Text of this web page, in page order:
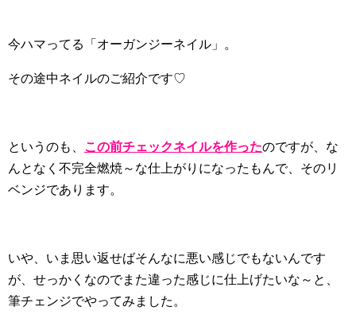
今ハマってる「オーガンジーネイル」。
その途中ネイルのご紹介です♡
というのも、 この前チェックネイルを作ったのですが、な
んとなく不完全燃焼～な仕上がりになったもんで、そのリ
ベンジであります。
いや、いま思い返せばそんなに悪い感じでもないんです
が、せっかくなのでまた違った感じに仕上げたいな～と、
筆チェンジでやってみました。